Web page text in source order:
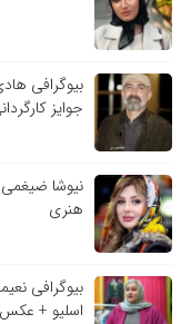
بیوگرافی
جوایز
نیوشا ضیغمی
هنری
بیوگرافی
اسلیو +